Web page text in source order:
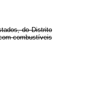
do Distrito
combustíveis